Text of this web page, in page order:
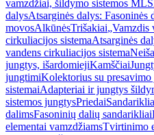
vamzdžiai, šildymo sistemos ML
dalysAtsarginės dalys: Fasoninės
movosAlkūnėsTrišakiai„Vamzdis
cirkuliacijos sistemaAtsarginės
vandens cirkuliacijos sistema
jungtys, išardomiejiKamščiai
jungtimiKolektorius su
sistemaiAdapteriai ir jungtys
sistemos jungtysPriedai
dalimsFasoninių dalių sandarikliai
elementai vamzdžiamsTvirtinimo